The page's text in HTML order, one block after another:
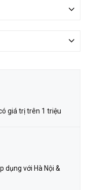
giá trị trên 1 triệu
dụng với Hà Nội &